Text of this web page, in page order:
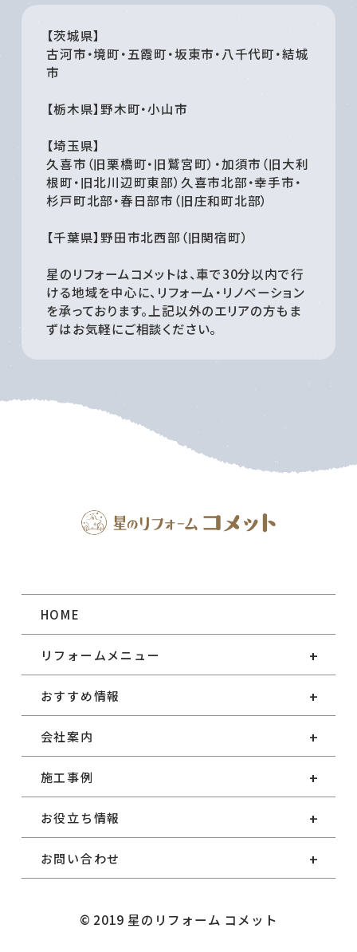
【茨城県】
古河市・境町・五霞町・坂東市・八千代町・結城
市
【栃木県】野木町・小山市
【埼玉県】
久喜市（旧栗橋町・旧鷲宮町）・加須市（旧大利
根町・旧北川辺町東部）久喜市北部・幸手市・
杉戸町北部・春日部市（旧庄和町北部）
【千葉県】野田市北西部（旧関宿町）
星のリフォームコメットは、車で30分以内で行
ける地域を中心に、リフォーム・リノベーション
を承っております。上記以外のエリアの方もま
ずはお気軽にご相談ください。
HOME
リフォームメニュー
おすすめ情報
会社案内
施工事例
お役立ち情報
お問い合わせ
© 2019 星のリフォーム コメット